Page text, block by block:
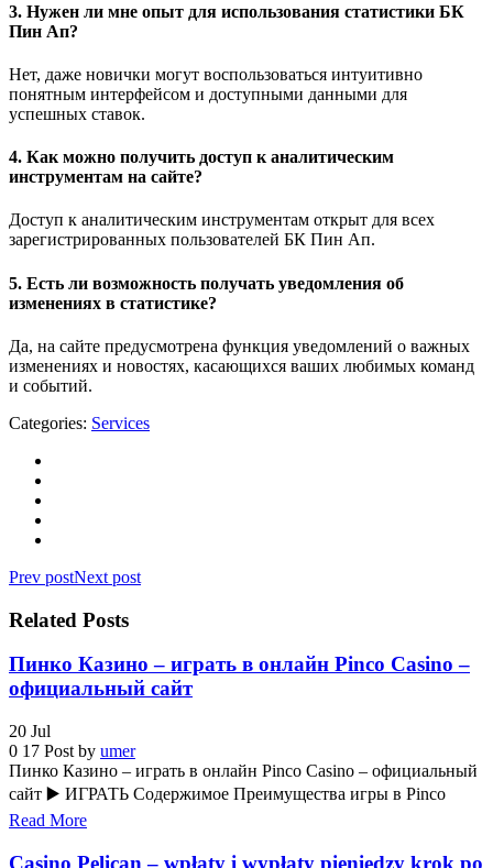
3. Нужен ли мне опыт для использования статистики БК
Пин Ап?
Нет, даже новички могут воспользоваться интуитивно
понятным интерфейсом и доступными данными для
успешных ставок.
4. Как можно получить доступ к аналитическим
инструментам на сайте?
Доступ к аналитическим инструментам открыт для всех
зарегистрированных пользователей БК Пин Ап.
5. Есть ли возможность получать уведомления об
изменениях в статистике?
Да, на сайте предусмотрена функция уведомлений о важных
изменениях и новостях, касающихся ваших любимых команд
и событий.
Categories: Services
Prev postNext post
Related Posts
Пинко Казино – играть в онлайн Pinco Casino –
официальный сайт
20 Jul
0 17 Post by umer
Пинко Казино – играть в онлайн Pinco Casino – официальный
сайт ▶️ ИГРАТЬ Содержимое Преимущества игры в Pinco
Read More
Casino Pelican – wpłaty i wypłaty pieniędzy krok po